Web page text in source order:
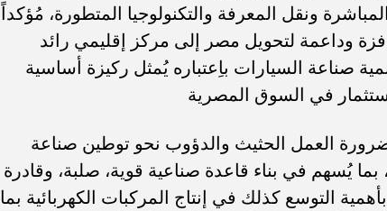
ونقل المعرفة والتكنولوجيا المتطورة، مُؤكداً
وداعمة لتحويل مصر إلى مركز إقليمي رائد
صناعة السيارات باِعتباره يُمثل ركيزة أساسية
في السوق المصرية
العمل الحثيث والدؤوب نحو توطين صناعة
بما يُسهم في بناء قاعدة صناعية قوية، صلبة، وقادرة
التوسع كذلك في إنتاج المركبات الكهربائية بما